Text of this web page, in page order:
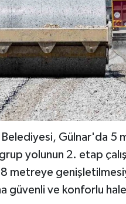
Gülnar'da 5
grup yolunun 2. etap
metreye
güvenli ve konforlu